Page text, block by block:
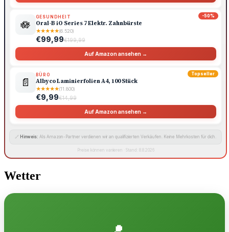
-50%
🪷
GESUNDHEIT
Oral-B iO Series 7 Elektr. Zahnbürste
★★★★★(6.520)
€99,99€199,99
Auf Amazon ansehen →
Topseller
📄
BÜRO
Albyco Laminierfolien A4, 100 Stück
★★★★★(11.800)
€9,99€14,99
Auf Amazon ansehen →
🔗 Hinweis: Als Amazon-Partner verdienen wir an qualifizierten Verkäufen. Keine Mehrkosten für dich.
Preise können variieren · Stand: 8.8.2026
Wetter